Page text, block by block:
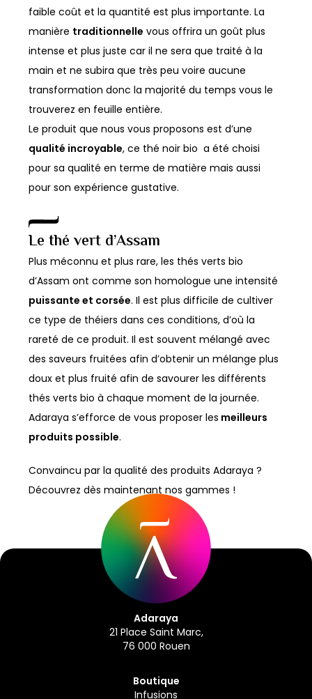
faible coût et la quantité est plus importante. La
manière traditionnelle vous offrira un goût plus
intense et plus juste car il ne sera que traité à la
main et ne subira que très peu voire aucune
transformation donc la majorité du temps vous le
trouverez en feuille entière.
Le produit que nous vous proposons est d’une
qualité incroyable, ce thé noir bio a été choisi
pour sa qualité en terme de matière mais aussi
pour son expérience gustative.
Le thé vert d’Assam
Plus méconnu et plus rare, les thés verts bio
d’Assam ont comme son homologue une intensité
puissante et corsée. Il est plus difficile de cultiver
ce type de théiers dans ces conditions, d’où la
rareté de ce produit. Il est souvent mélangé avec
des saveurs fruitées afin d’obtenir un mélange plus
doux et plus fruité afin de savourer les différents
thés verts bio à chaque moment de la journée.
Adaraya s’efforce de vous proposer les meilleurs
produits possible.
Convaincu par la qualité des produits Adaraya ?
Découvrez dès maintenant nos gammes !
Adaraya
21 Place Saint Marc,
76 000 Rouen
Boutique
Infusions